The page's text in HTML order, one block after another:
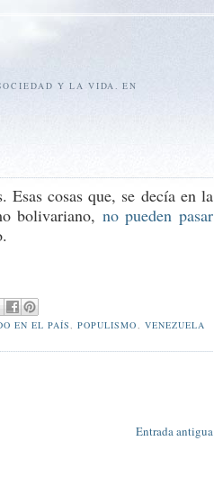
Y LA VIDA. EN
cosas que, se decía en la
bolivariano, no pueden pasar
EN EL PAÍS,POPULISMO, VENEZUELA
Entrada antigua